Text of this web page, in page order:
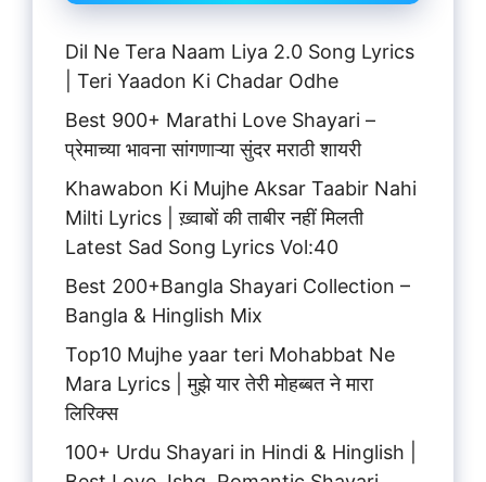
Dil Ne Tera Naam Liya 2.0 Song Lyrics
| Teri Yaadon Ki Chadar Odhe
Best 900+ Marathi Love Shayari –
प्रेमाच्या भावना सांगणाऱ्या सुंदर मराठी शायरी
Khawabon Ki Mujhe Aksar Taabir Nahi
Milti Lyrics | ख़्वाबों की ताबीर नहीं मिलती
Latest Sad Song Lyrics Vol:40
Best 200+Bangla Shayari Collection –
Bangla & Hinglish Mix
Top10 Mujhe yaar teri Mohabbat Ne
Mara Lyrics | मुझे यार तेरी मोहब्बत ने मारा
लिरिक्स
100+ Urdu Shayari in Hindi & Hinglish |